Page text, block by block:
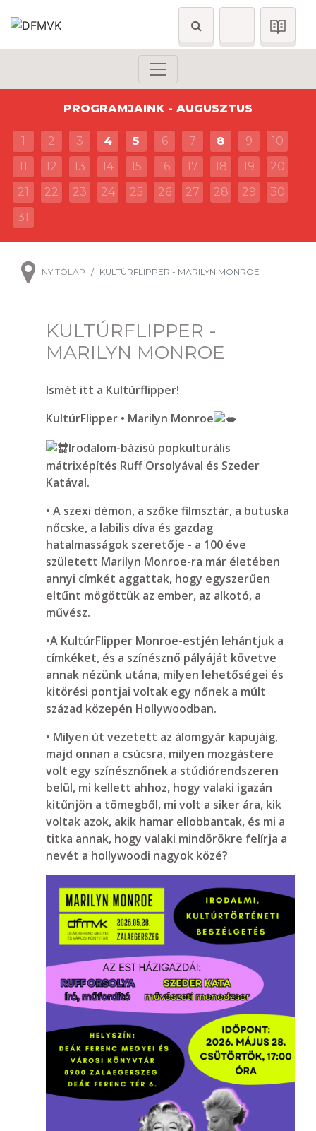
PROGRAMJAINK - AUGUSZTUS
1 2 3 4 5 6 7 8 9
10
11
12 13 14 15 16 17 18 19
20
21
22 23 24 25 26 27 28 29
30
31
NYITÓLAP KULTÚRFLIPPER - MARILYN MONROE
KULTÚRFLIPPER -
MARILYN MONROE
Ismét itt a Kultúrflipper!
KultúrFlipper • Marilyn Monroe
Irodalom-bázisú popkulturális
mátrixépítés Ruff Orsolyával és Szeder
Katával.
• A szexi démon, a szőke filmsztár, a butuska
nőcske, a labilis díva és gazdag
hatalmasságok szeretője - a 100 éve
született Marilyn Monroe-ra már életében
annyi címkét aggattak, hogy egyszerűen
eltűnt mögöttük az ember, az alkotó, a
művész.
•A KultúrFlipper Monroe-estjén lehántjuk a
címkéket, és a színésznő pályáját követve
annak nézünk utána, milyen lehetőségei és
kitörési pontjai voltak egy nőnek a múlt
század közepén Hollywoodban.
• Milyen út vezetett az álomgyár kapujáig,
majd onnan a csúcsra, milyen mozgástere
volt egy színésznőnek a stúdiórendszeren
belül, mi kellett ahhoz, hogy valaki igazán
kitűnjön a tömegből, mi volt a siker ára, kik
voltak azok, akik hamar ellobbantak, és mi a
titka annak, hogy valaki mindörökre felírja a
nevét a hollywoodi nagyok közé?